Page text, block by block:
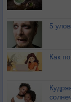
5
Как